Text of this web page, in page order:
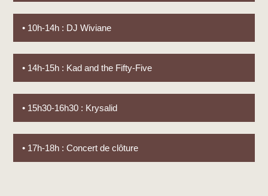
• 10h-14h : DJ Wiviane
• 14h-15h : Kad and the Fifty-Five
• 15h30-16h30 : Krysalid
• 17h-18h : Concert de clôture